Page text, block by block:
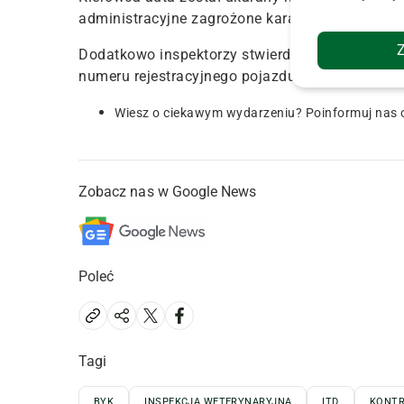
administracyjne zagrożone karą o wielkości
Dodatkowo inspektorzy stwierdzili też
numeru rejestracyjnego pojazdu, za co grozi
Wiesz o ciekawym wydarzeniu? Poinformuj nas
Zobacz nas w Google News
Poleć
Tagi